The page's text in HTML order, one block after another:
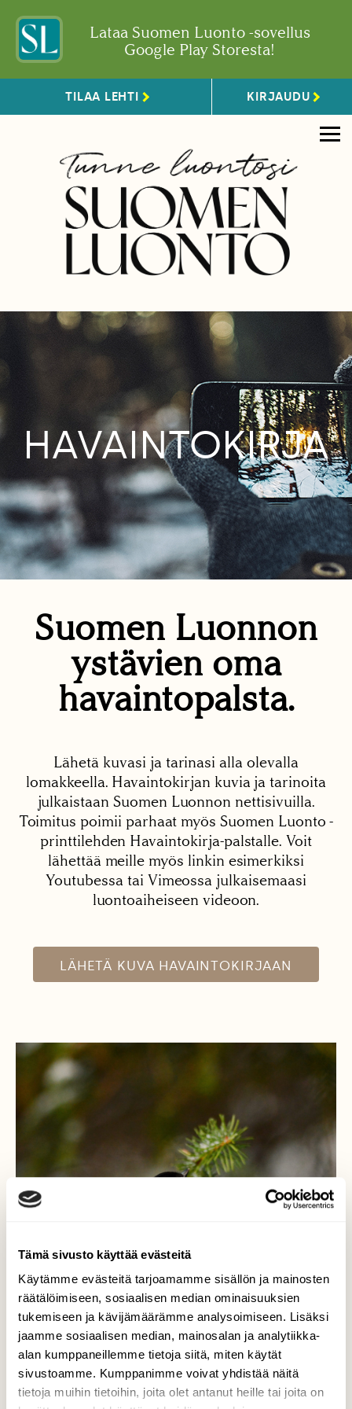
Tämä sivusto käyttää evästeitä
Käytämme evästeitä tarjoamamme sisällön ja mainosten
räätälöimiseen, sosiaalisen median ominaisuuksien
tukemiseen ja kävijämäärämme analysoimiseen. Lisäksi
jaamme sosiaalisen median, mainosalan ja analytiikka-
alan kumppaneillemme tietoja siitä, miten käytät
sivustoamme. Kumppanimme voivat yhdistää näitä
tietoja muihin tietoihin, joita olet antanut heille tai joita on
Lataa Suomen Luonto -sovellus
Google Play Storesta!
TILAA LEHTI KIRJAUDU
HAVAINTOKIRJA
Suomen Luonnon
ystävien oma
havaintopalsta.
Lähetä kuvasi ja tarinasi alla olevalla
lomakkeella. Havaintokirjan kuvia ja tarinoita
julkaistaan Suomen Luonnon nettisivuilla.
Toimitus poimii parhaat myös Suomen Luonto -
printtilehden Havaintokirja-palstalle. Voit
lähettää meille myös linkin esimerkiksi
Youtubessa tai Vimeossa julkaisemaasi
luontoaiheiseen videoon.
LÄHETÄ KUVA HAVAINTOKIRJAAN